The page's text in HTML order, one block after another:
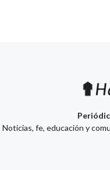
Noticias, fe, educación y